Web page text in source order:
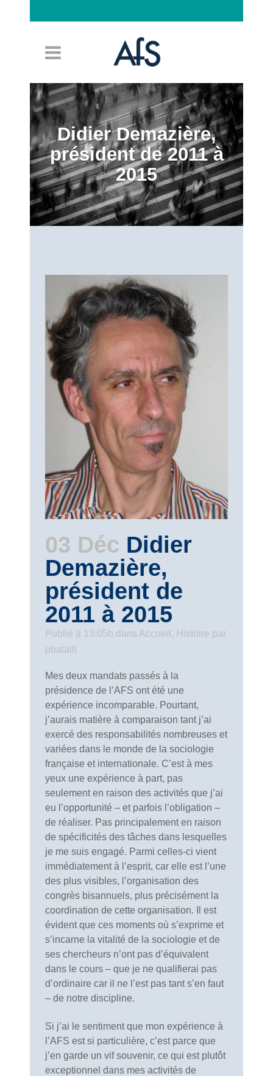
Didier Demazière,
président de 2011 à
2015
03 Déc Didier
Demazière,
président de
2011 à 2015
Publié à 13:05h dans Accueil , Histoire par
pbataill
Mes deux mandats passés à la
présidence de l’AFS ont été une
expérience incomparable. Pourtant,
j’aurais matière à comparaison tant j’ai
exercé des responsabilités nombreuses et
variées dans le monde de la sociologie
française et internationale. C’est à mes
yeux une expérience à part, pas
seulement en raison des activités que j’ai
eu l’opportunité – et parfois l’obligation –
de réaliser. Pas principalement en raison
de spécificités des tâches dans lesquelles
je me suis engagé. Parmi celles-ci vient
immédiatement à l’esprit, car elle est l’une
des plus visibles, l’organisation des
congrès bisannuels, plus précisément la
coordination de cette organisation. Il est
évident que ces moments où s’exprime et
s’incarne la vitalité de la sociologie et de
ses chercheurs n’ont pas d’équivalent
dans le cours – que je ne qualifierai pas
d’ordinaire car il ne l’est pas tant s’en faut
– de notre discipline.
Si j’ai le sentiment que mon expérience à
l’AFS est si particulière, c’est parce que
j’en garde un vif souvenir, ce qui est plutôt
exceptionnel dans mes activités de